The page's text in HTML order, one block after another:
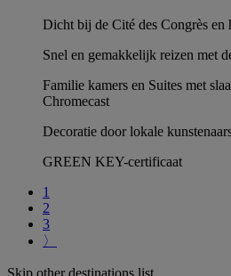
Dicht bij de Cité des Congrès en
Snel en gemakkelijk reizen met
Familie kamers en Suites met
Chromecast
Decoratie door lokale
GREEN KEY-certificaat
1
2
3
〉
Skip other destinations list